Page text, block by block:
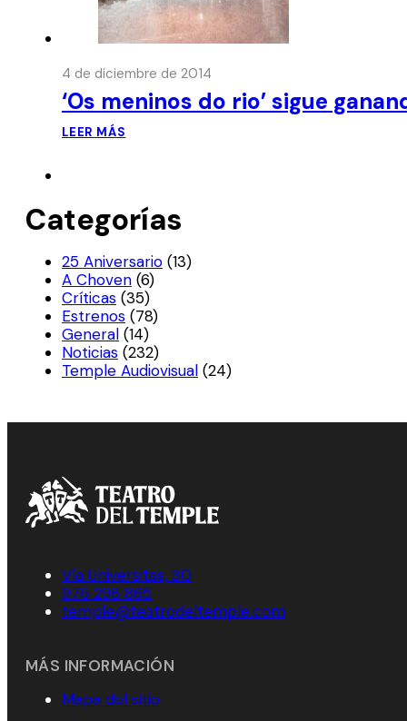
4 de diciembre de 2014
‘Os meninos do rio’ sigue
LEER MÁS
Categorías
25 Aniversario (13)
A Choven (6)
Críticas (35)
Estrenos (78)
General (14)
Noticias (232)
Temple Audiovisual (24)
Vía Universitas, 30
976 298 865
temple@teatrodeltemple.com
MÁS INFORMACIÓN
Mapa del sitio